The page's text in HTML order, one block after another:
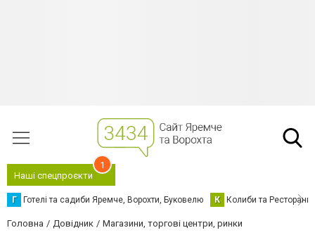
Наші спецпроєкти
1
Г Готелі та садиби Яремче, Ворохти, Буковелю К Колиби та Ресторани
Головна Довідник Магазини, торгові центри, ринки